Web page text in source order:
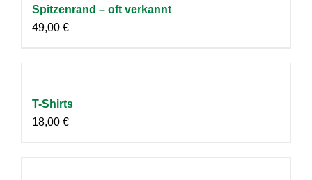
Spitzenrand – oft verkannt
49,00 €
T-Shirts
18,00 €